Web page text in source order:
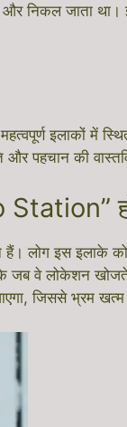
और निकल जाता
इलाकों में
पहचान की
हैं। लोग इस
जब वे लोकेशन
जिससे भ्रम खत्म